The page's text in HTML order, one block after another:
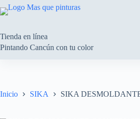
Saltar
al
Tienda en línea
Pintando Cancún con tu color
Inicio SIKA SIKA